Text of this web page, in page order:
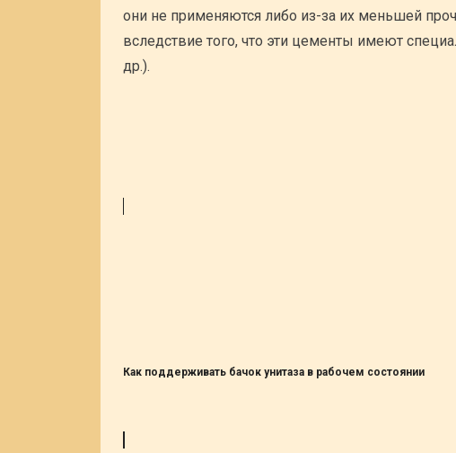
они не применяются либо из-за их меньшей
вследствие того, что эти цементы имеют
др.).
Как поддерживать бачок унитаза в рабочем состоянии